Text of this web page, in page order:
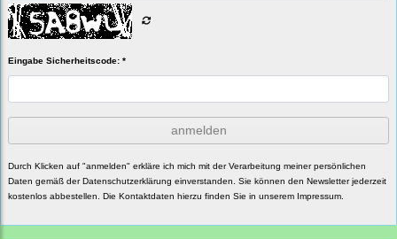
Eingabe Sicherheitscode: *
anmelden
Durch Klicken auf "anmelden" erkläre ich mich mit der Verarbeitung meiner persönlichen
Daten gemäß derDatenschutzerklärung einverstanden. Sie können den Newsletter jederzeit
kostenlos abbestellen. Die Kontaktdaten hierzu finden Sie in unserem Impressum.